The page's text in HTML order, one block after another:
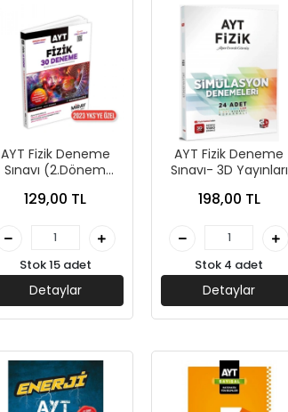
AYT Fizik Deneme
Sınavı (2.Dönem
Miray Yayınları
129,00 TL
Stok 15 adet
Detaylar
AYT Fizik Deneme
Sınavı- 3D Yayınları
198,00 TL
Stok 4 adet
Detaylar